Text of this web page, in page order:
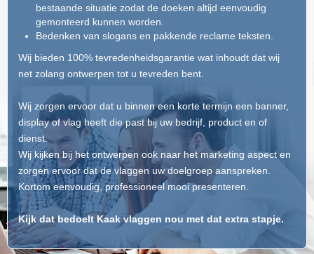
bestaande situatie zodat de doeken altijd eenvoudig
gemonteerd kunnen worden.
Bedenken van slogans en pakkende reclame teksten.
Wij bieden 100% tevredenheidsgarantie wat inhoudt dat wij
net zolang ontwerpen tot u tevreden bent.
Wij zorgen ervoor dat u binnen een korte termijn een banner,
display of vlag heeft die past bij uw bedrijf, product en of
dienst.
Wij kijken bij het ontwerpen ook naar het marketing aspect en
zorgen ervoor dat de vlaggen uw doelgroep aanspreken.
Kortom eenvoudig, professioneel mooi presenteren.
Kijk dat bedoelt Kaak vlaggen nou met dat extra stapje.